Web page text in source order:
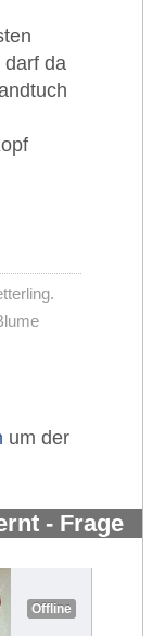
darf da
um der
- Frage
Offline